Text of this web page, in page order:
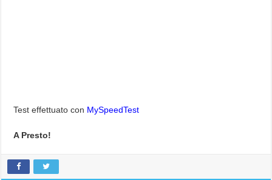
Test effettuato con MySpeedTest
A Presto!